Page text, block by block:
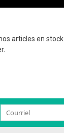
articles en